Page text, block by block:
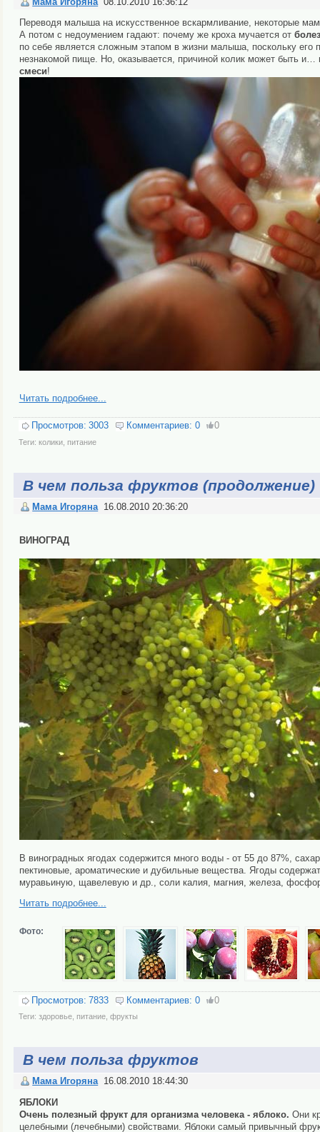
Переводя малыша на искусственное вскармливание, некоторые
А потом с недоумением гадают: почему же кроха мучается от
по себе является сложным этапом в жизни малыша, поскольку его
незнакомой пище. Но, оказывается, причиной колик может быть и…
смеси!
Читать подробнее...
Просмотров: 3003 Комментариев: 0 0
Теги: колики, питание
В чем польза фруктов (продолжение)
Мама Игоряна 16.08.2010 20:36:20
ВИНОГРАД
В виноградных ягодах содержится много воды - от 55 до 87%,
пектиновые, ароматические и дубильные вещества. Ягоды
муравьиную, щавелевую и др., соли калия, магния, железа,
Читать подробнее...
Фото:
Просмотров: 7833 Комментариев: 0 0
Теги: здоровье, питание, фрукты
В чем польза фруктов
Мама Игоряна 16.08.2010 18:44:30
ЯБЛОКИ
Очень полезный фрукт для организма человека - яблоко. Они
целебными (лечебными) свойствами. Яблоки самый привычный